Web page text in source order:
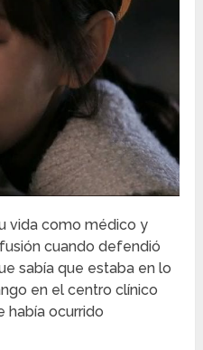
vida como médico y
cuando defendió
sabía que estaba en lo
en el centro clínico
había ocurrido